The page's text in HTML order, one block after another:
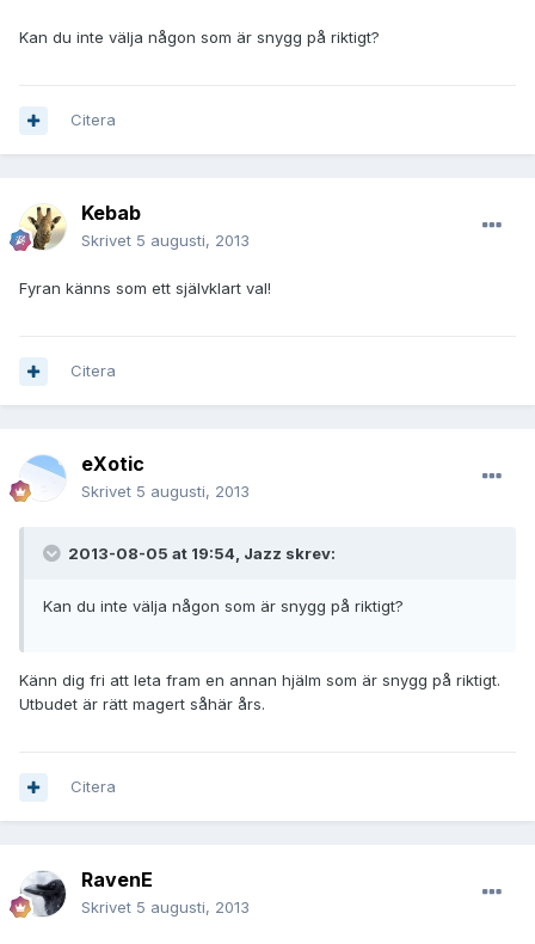
Kan du inte välja någon som är snygg på riktigt?
Citera
Kebab
Skrivet 5 augusti, 2013
Fyran känns som ett självklart val!
Citera
eXotic
Skrivet 5 augusti, 2013
2013-08-05 at 19:54, Jazz skrev:
Kan du inte välja någon som är snygg på riktigt?
Känn dig fri att leta fram en annan hjälm som är snygg på riktigt.
Utbudet är rätt magert såhär års.
Citera
RavenE
Skrivet 5 augusti, 2013